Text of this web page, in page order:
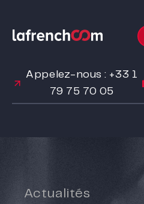
Appelez-nous : +33 1
79 75 70 05
Actualités